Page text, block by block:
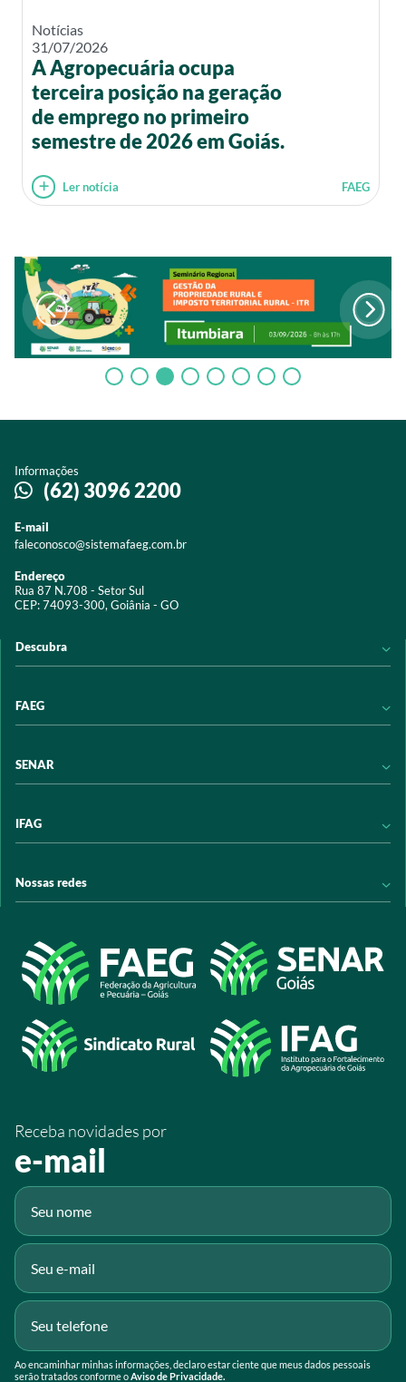
Notícias
31/07/2026
A Agropecuária ocupa
terceira posição na geração
de emprego no primeiro
semestre de 2026 em Goiás.
Ler notícia FAEG
Informações
(62) 3096 2200
E-mail
faleconosco@sistemafaeg.com.br
Endereço
Rua 87 N.708 - Setor Sul
CEP: 74093-300, Goiânia - GO
Descubra
Acervo digital
Programas e Serviços
Trabalhe conosco
FAEG
Transparência
SENAR
Transparência
Arrecadação
IFAG
Programas e Serviços
Acesso à Informação
Nossas redes
@sistemafaeg
/SistemaFaeg
/sistemafaeg
/SistemaFaeg
Receba novidades por
e-mail
Ao encaminhar minhas informações, declaro estar ciente que meus dados pessoais
serão tratados conforme o Aviso de Privacidade.